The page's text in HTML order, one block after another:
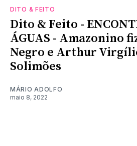
DITO & FEITO
Dito & Feito -
ÁGUAS - Amazonino
Negro e Arthur
Solimões
MÁRIO ADOLFO
maio 8, 2022